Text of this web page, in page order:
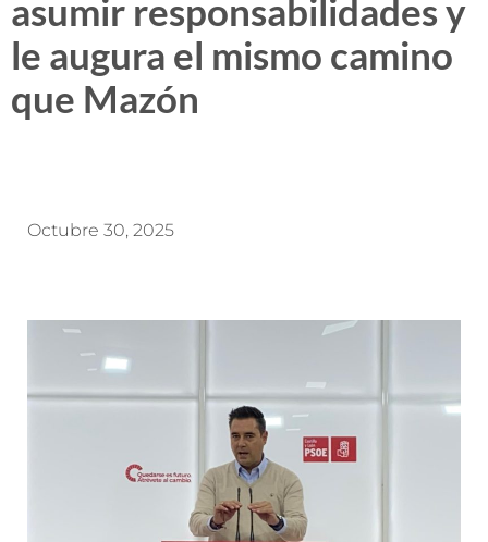
asumir responsabilidades y
le augura el mismo camino
que Mazón
Octubre 30, 2025